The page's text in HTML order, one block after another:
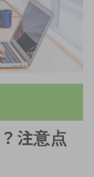
注意点